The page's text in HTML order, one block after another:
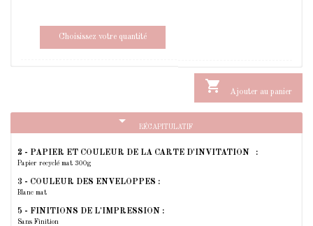
Choisissez votre quantité
 Ajouter au panier
arrow_drop_down RÉCAPITULATIF
2 - PAPIER ET COULEUR DE LA CARTE D'INVITATION :
Papier recyclé mat 300g
3 - COULEUR DES ENVELOPPES :
Blanc mat
5 - FINITIONS DE L'IMPRESSION :
Sans Finition